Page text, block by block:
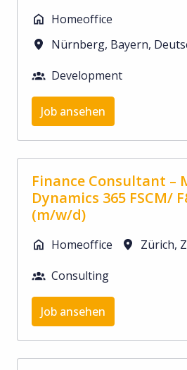
Homeoffice
Nürnberg, Bayern,
Development
Job ansehen
Finance Consultant –
Dynamics 365 FSCM/
(m/w/d)
Homeoffice Zürich,
Consulting
Job ansehen